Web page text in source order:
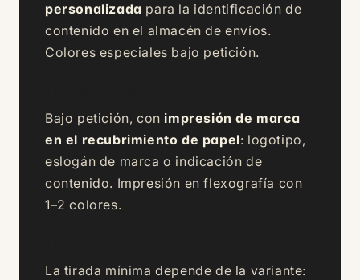
personalizada para la identificación de
contenido en el almacén de envíos.
Colores especiales bajo petición.
Bajo petición, con impresión de marca
en el recubrimiento de papel: logotipo,
eslogán de marca o indicación de
contenido. Impresión en flexografía con
1–2 colores.
La tirada mínima depende de la variante: